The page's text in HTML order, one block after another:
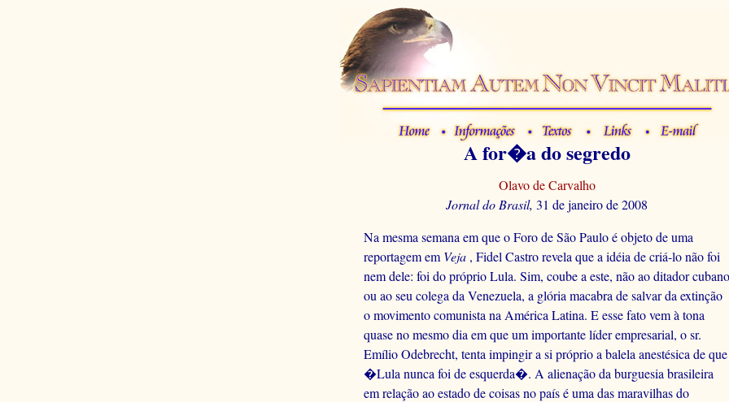
A for�a do segredo
Olavo de Carvalho
Jornal do Brasil, 31 de janeiro de 2008
Na mesma semana em que o Foro de São Paulo é objeto de uma
reportagem em Veja , Fidel Castro revela que a idéia de criá-lo não foi
nem dele: foi do próprio Lula. Sim, coube a este, não ao ditador cubano
ou ao seu colega da Venezuela, a glória macabra de salvar da extinção
o movimento comunista na América Latina. E esse fato vem à tona
quase no mesmo dia em que um importante líder empresarial, o sr.
Emílio Odebrecht, tenta impingir a si próprio a balela anestésica de que
�Lula nunca foi de esquerda�. A alienação da burguesia brasileira
em relação ao estado de coisas no país é uma das maravilhas do